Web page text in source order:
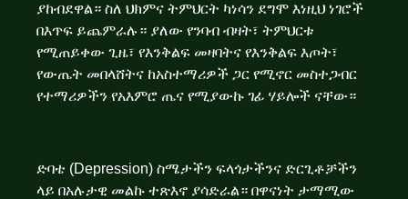
ያከብደዋል። ስለ ህክምና ትምህርት ካነሳን ደግሞ እነዚህ ነገሮች
በእጥፍ ይጨምራሉ። ያለው የንባብ ብዛት፣ ትምህርቱ
የሚጠይቀው ጊዜ፣ የእንቅልፍ መዛባትና የእንቅልፍ እጦት፣
የውጤት መበላሸትና ከአስተማሪዎች ጋር የሚኖር መስተጋብር
የተማሪዎችን የአእምሮ ጤና የሚያውኩ ገፊ ሃይሎች ናቸው።
ድባቴ (Depression) ስሜታችን ፍላጎታችንና ድርጊቶቻችን
ላይ በአሉታዊ መልኩ ተጽእኖ ያሳድራል። በዋናነት ታማሚው